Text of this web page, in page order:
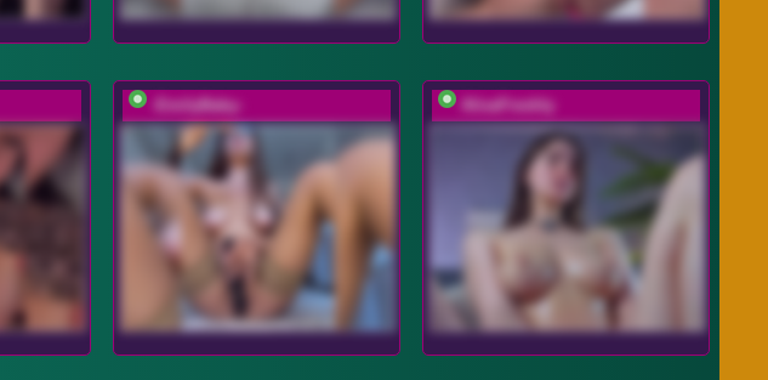
-EmilyBaby- AlisaFreshly